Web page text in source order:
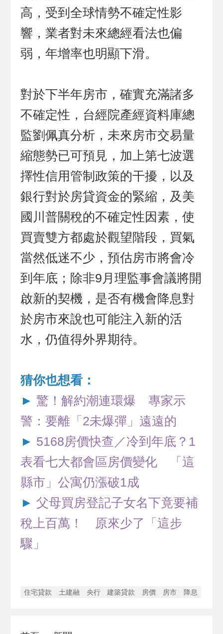
高，受到全球情勢不確定性影
響，業者對未來總經看法也偏
弱，年增率也明顯下滑。
對於下半年房市，確實充滿諸多
不確定性，台經院產經資料庫總
監劉佩真分析，未來房市交易量
縮態勢已可預見，加上第七波選
擇性信用管制政策的干擾，以及
銀行對於房貸資金的緊縮，及美
國川普關稅的不確定性因素，使
買賣雙方都處於觀望階段，買氣
當然低迷不少，預估房市將會冷
到年底；除非9月理監事會議將開
啟新的契機，是否有機會降息對
於房市來說也可能注入新的活
水，仍值得外界期待。
猜你也想看：
► 驚！解約潮連環爆 專家示
警：要離「2未爆彈」遠遠的
► 5168房價快查／冷到年底？1
表看七大都會區房價變化 「這
縣市」公寓仍漲破1成
►父母買房登記子女名下竟要補
稅上百萬！ 原來少了「這步
驟」
住宅貸款 土建融 央行 建築貸款 房價 房市 降息